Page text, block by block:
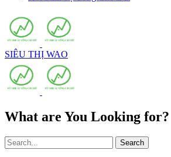
SIÊU THỊ WAO
What are You Looking for?
Search